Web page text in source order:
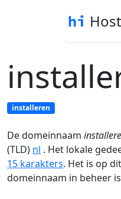
installeren
De domeinnaam
(TLD) nl . Het lokale
15 karakters. Het is op
domeinnaam in beheer